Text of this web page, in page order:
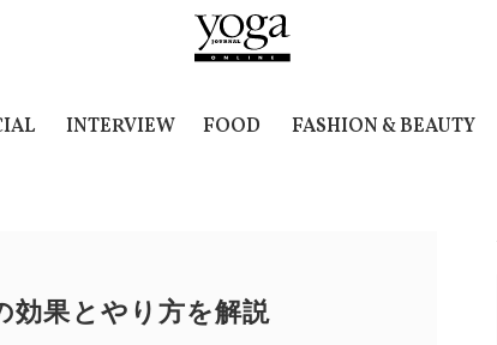
INTERVIEW FOOD FASHION & BEAUTY
効果とやり方を解説